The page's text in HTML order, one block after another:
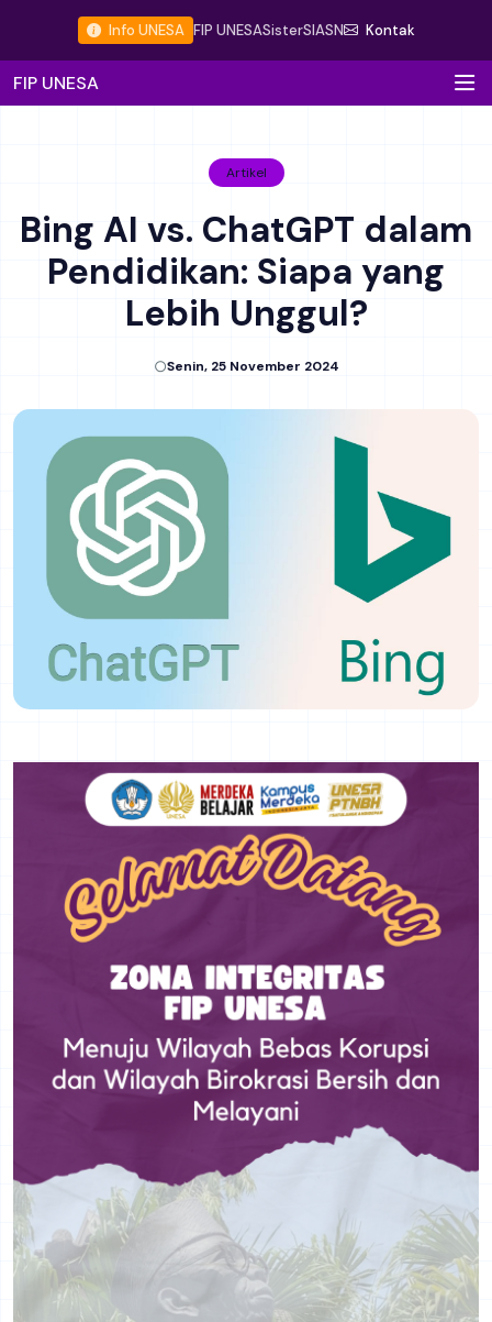
Info UNESA FIP UNESASisterSIASN Kontak
FIP UNESA
Artikel
Bing AI vs. ChatGPT dalam
Pendidikan: Siapa yang
Lebih Unggul?
Senin, 25 November 2024